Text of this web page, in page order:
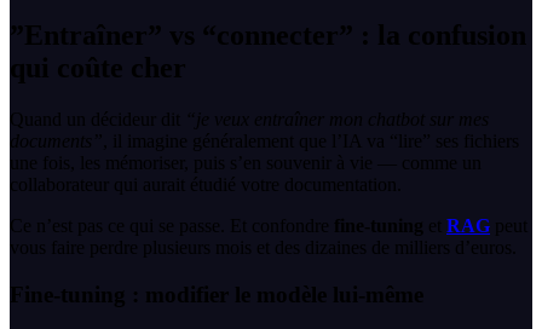
”Entraîner” vs “connecter” : la confusion
qui coûte cher
Quand un décideur dit “je veux entraîner mon chatbot sur mes
documents” , il imagine généralement que l’IA va “lire” ses fichiers
une fois, les mémoriser, puis s’en souvenir à vie — comme un
collaborateur qui aurait étudié votre documentation.
Ce n’est pas ce qui se passe. Et confondre fine-tuning et RAG peut
vous faire perdre plusieurs mois et des dizaines de milliers d’euros.
Fine-tuning : modifier le modèle lui-même